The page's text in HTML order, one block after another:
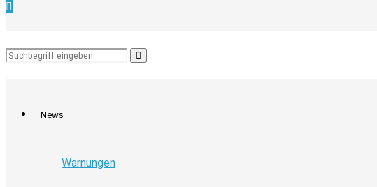
Search
Search
News
Warnungen